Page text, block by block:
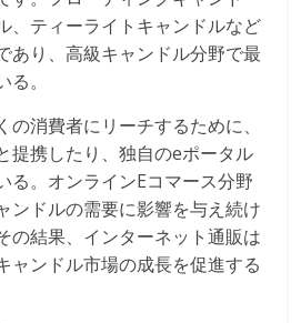
、ティーライトキャンドルなど
あり、高級キャンドル分野で最
。
の消費者にリーチするために、
提携したり、独自のeポータル
る。オンラインEコマース分野
ンドルの需要に影響を与え続け
の結果、インターネット通販は
ャンドル市場の成長を促進する